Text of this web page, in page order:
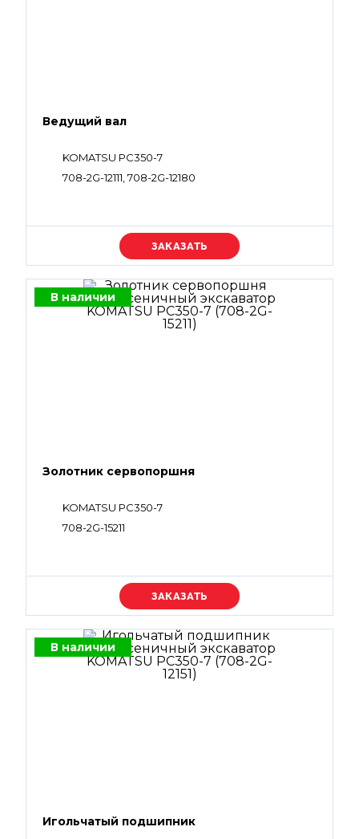
Ведущий вал
KOMATSU PC350-7
708-2G-12111, 708-2G-12180
Уточняйте цену
В наличии
Золотник сервопоршня
KOMATSU PC350-7
708-2G-15211
Уточняйте цену
В наличии
Игольчатый подшипник